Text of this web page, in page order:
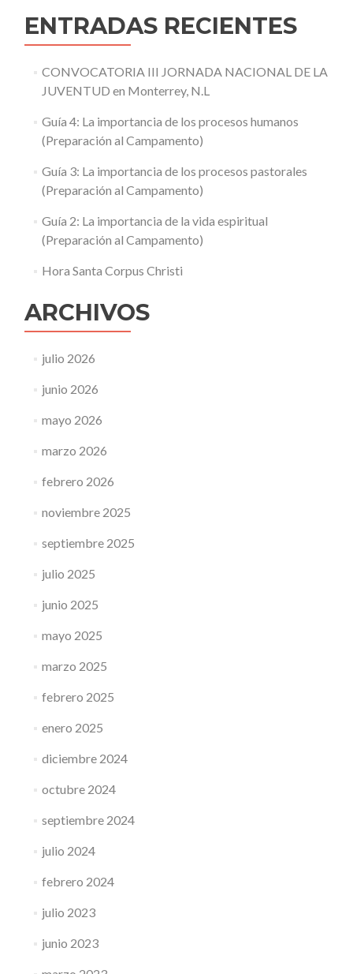
ENTRADAS RECIENTES
CONVOCATORIA III JORNADA NACIONAL DE LA
JUVENTUD en Monterrey, N.L
Guía 4: La importancia de los procesos humanos
(Preparación al Campamento)
Guía 3: La importancia de los procesos pastorales
(Preparación al Campamento)
Guía 2: La importancia de la vida espiritual
(Preparación al Campamento)
Hora Santa Corpus Christi
ARCHIVOS
julio 2026
junio 2026
mayo 2026
marzo 2026
febrero 2026
noviembre 2025
septiembre 2025
julio 2025
junio 2025
mayo 2025
marzo 2025
febrero 2025
enero 2025
diciembre 2024
octubre 2024
septiembre 2024
julio 2024
febrero 2024
julio 2023
junio 2023